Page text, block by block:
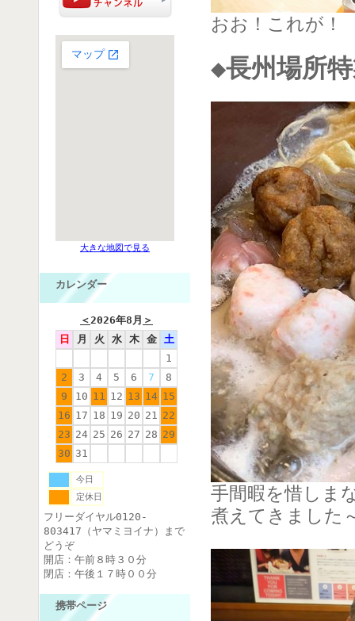
大きな地図で見る
カレンダー
＜ 2026年8月 ＞
日
月 火 水 木 金
土
1
2
3 4 5 6 7
8
9
10 11 12 13 14 15
16 17 18 19 20 21
22
23 24 25 26 27 28 29
30 31
今日
定休日
フリーダイヤル0120-
803417（ヤマミヨイナ）まで
どうぞ
開店：午前８時３０分
閉店：午後１７時００分
携帯ページ
おお！これが！
◆長州場所
手間暇を惜しま
煮えてきました